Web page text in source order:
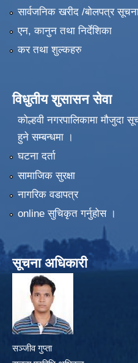
सार्वजनिक खरीद /बोलपत्र
एन, कानुन तथा निर्देशिका
कर तथा शुल्कहरु
विधुतीय शुसासन सेवा
कोल्हवी नगरपालिकामा मौजुदा
हुने सम्बन्धमा ।
घटना दर्ता
सामाजिक सुरक्षा
नागरिक वडापत्र
online सुचिकृत गर्नुहोस ।
सूचना अधिकारी
सञ्जीव गुप्ता